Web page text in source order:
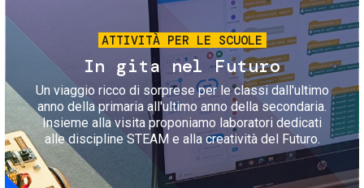
ATTIVITÀ PER LE SCUOLE
In gita nel Futuro
Un viaggio ricco di sorprese per le classi dall'ultimo
anno della primaria all'ultimo anno della secondaria.
Insieme alla visita proponiamo laboratori dedicati
alle discipline STEAM e alla creatività del Futuro.